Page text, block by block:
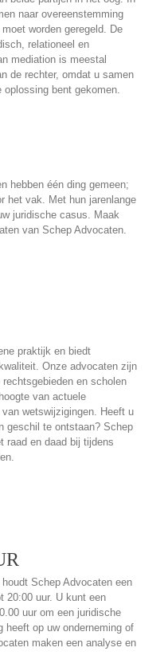
naar overeenstemming
worden geregeld. De
relationeel en
mediation is meestal
de rechter, omdat u samen
bent gekomen.
hebben één ding gemeen;
het vak. Met hun jarenlange
juridische casus. Maak
van Schep Advocaten.
praktijk en biedt
Onze advocaten zijn
en scholen
van actuele
wetswijzigingen. Heeft u
geschil te ontstaan? Schep
raad en daad bij tijdens
Schep Advocaten een
20:00 uur. U kunt een
uur om een juridische
heeft op uw onderneming of
maken een analyse en